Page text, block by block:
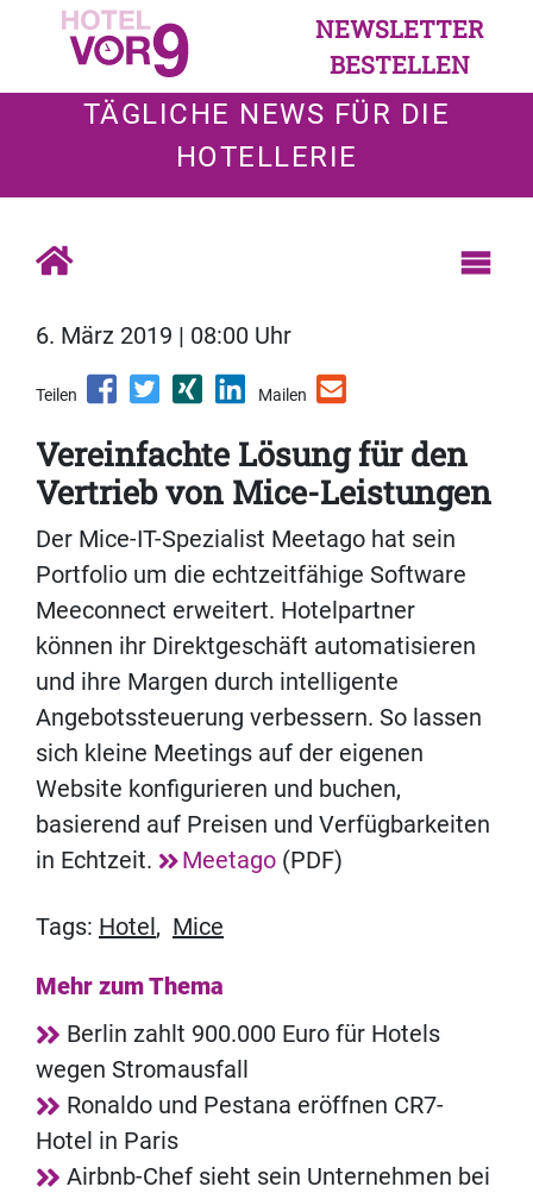
NEWSLETTER
BESTELLEN
TÄGLICHE NEWS FÜR DIE
HOTELLERIE
6. März 2019 | 08:00 Uhr
Teilen Mailen
Vereinfachte Lösung für den
Vertrieb von Mice-Leistungen
Der Mice-IT-Spezialist Meetago hat sein
Portfolio um die echtzeitfähige Software
Meeconnect erweitert. Hotelpartner
können ihr Direktgeschäft automatisieren
und ihre Margen durch intelligente
Angebotssteuerung verbessern. So lassen
sich kleine Meetings auf der eigenen
Website konfigurieren und buchen,
basierend auf Preisen und Verfügbarkeiten
in Echtzeit.
Meetago (PDF)
Tags: Hotel , Mice
Mehr zum Thema
Berlin zahlt 900.000 Euro für Hotels
wegen Stromausfall
Ronaldo und Pestana eröffnen CR7-
Hotel in Paris
Airbnb-Chef sieht sein Unternehmen bei